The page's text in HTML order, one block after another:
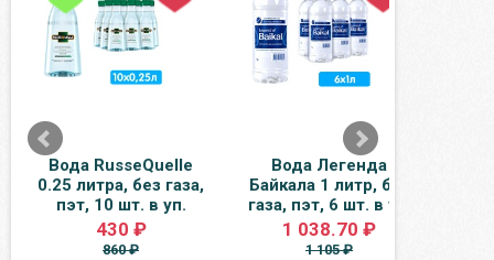
Вода RusseQuelle
0.25 литра, без газа,
пэт, 10 шт. в уп.
430 ₽
860 ₽
Вода Легенда
Байкала 1 литр, без
газа, пэт, 6 шт. в уп.
1 038.70 ₽
1 105 ₽